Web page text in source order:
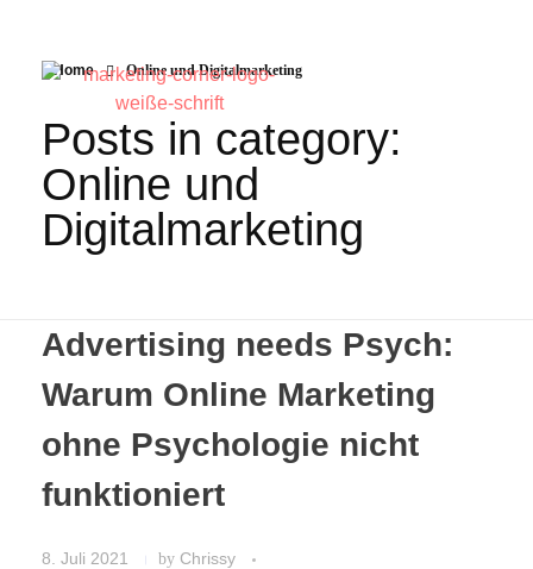
Home Online und Digitalmarketing
Posts in category:
Online und
Digitalmarketing
Advertising needs Psych:
Warum Online Marketing
ohne Psychologie nicht
funktioniert
8. Juli 2021 by Chrissy